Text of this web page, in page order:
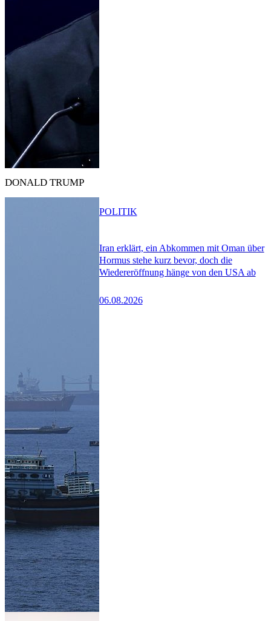
DONALD TRUMP
Iran erklärt, ein Abkommen mit Oman über
Hormus stehe kurz bevor, doch die
Wiedereröffnung hänge von den USA ab
06.08.2026
POLITIK